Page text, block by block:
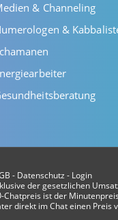
& Channeling
&
- Datenschutz - Login
der gesetzlichen
ist der
direkt im Chat einen Preis